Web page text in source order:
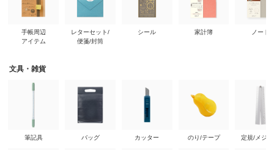
手帳周辺
アイテム
レターセット/
便箋/封筒
シール 家計簿 ノート
文具・雑貨
筆記具 バッグ カッター のり/テープ 定規/メジ